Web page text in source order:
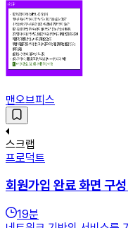
맨오브피스
스크랩
프로덕트
회원가입 완료 화면 구
19분